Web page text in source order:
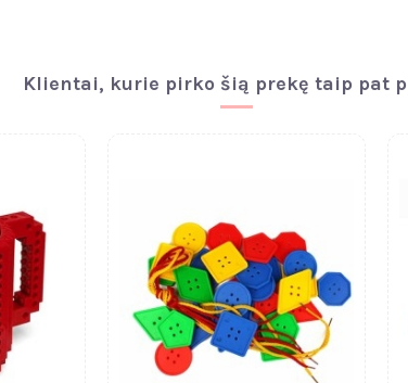
Klientai, kurie pirko šią prekę taip pat